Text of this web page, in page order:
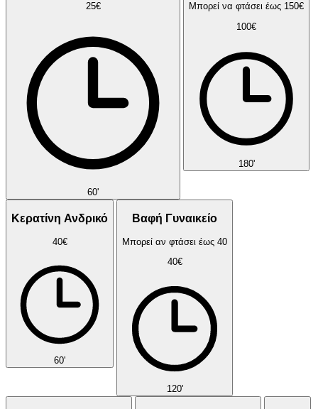
25€
60'
Μπορεί να φτάσει έως 150€
100€
180'
Κερατίνη Ανδρικό
40€
60'
Βαφή Γυναικείο
Μπορεί αν φτάσει έως 40
40€
120'